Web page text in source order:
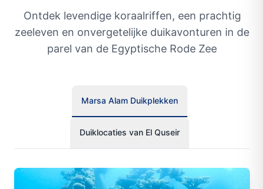
Ontdek levendige koraalriffen, een prachtig
zeeleven en onvergetelijke duikavonturen in de
parel van de Egyptische Rode Zee
Marsa Alam Duikplekken
Duiklocaties van El Quseir